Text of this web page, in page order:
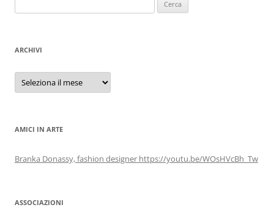
per:
ARCHIVI
Archivi
AMICI IN ARTE
Branka Donassy, fashion designer https://youtu.be/WOsHVcBh_Tw
ASSOCIAZIONI